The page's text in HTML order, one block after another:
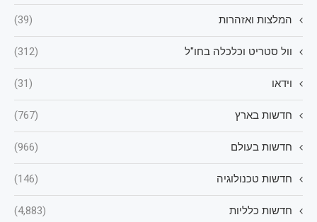
המלצות ואזהרות (39)
וול סטריט וכלכלה בחו"ל (312)
וידאו (31)
חדשות בארץ (767)
חדשות בעולם (966)
חדשות טכנולוגיה (146)
חדשות כלליות (4,883)